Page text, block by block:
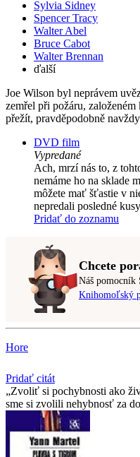
Sylvia Sidney
Spencer Tracy
Walter Abel
Bruce Cabot
Walter Brennan
ďalší
Joe Wilson byl neprávem
zemřel při požáru,
přežít, pravděpodobně
DVD film
Vypredané
Ach, mrzí nás to, z
nemáme ho na sklade
môžete mať šťastie v
nepredali posledné
Pridať do zoznamu
Chcete
Náš pomocník
Knihomoľský
Hore
Pridať citát
Zvoliť si pochybnosti ako
sme si zvolili nehybnosť za